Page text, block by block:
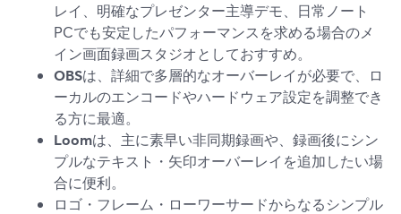
レイ、明確なプレゼンター主導デモ、日常ノート
PCでも安定したパフォーマンスを求める場合のメ
イン画面録画スタジオとしておすすめ。
OBSは、詳細で多層的なオーバーレイが必要で、ロ
ーカルのエンコードやハードウェア設定を調整でき
る方に最適。
Loomは、主に素早い非同期録画や、録画後にシン
プルなテキスト・矢印オーバーレイを追加したい場
合に便利。
ロゴ・フレーム・ローワーサードからなるシンプル